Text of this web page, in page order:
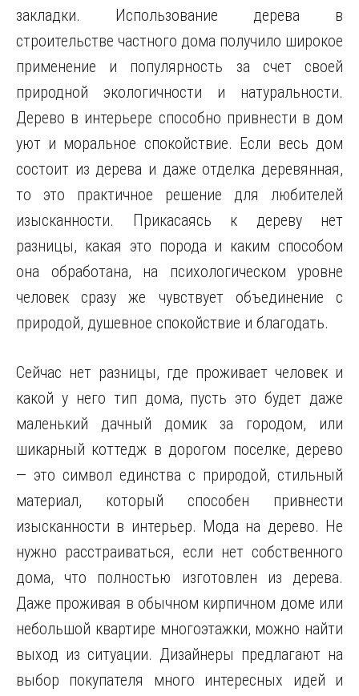
закладки. Использование дерева в
строительстве частного дома получило широкое
применение и популярность за счет своей
природной экологичности и натуральности.
Дерево в интерьере способно привнести в дом
уют и моральное спокойствие. Если весь дом
состоит из дерева и даже отделка деревянная,
то это практичное решение для любителей
изысканности. Прикасаясь к дереву нет
разницы, какая это порода и каким способом
она обработана, на психологическом уровне
человек сразу же чувствует объединение с
природой, душевное спокойствие и благодать.
Сейчас нет разницы, где проживает человек и
какой у него тип дома, пусть это будет даже
маленький дачный домик за городом, или
шикарный коттедж в дорогом поселке, дерево
— это символ единства с природой, стильный
материал, который способен привнести
изысканности в интерьер. Мода на дерево. Не
нужно расстраиваться, если нет собственного
дома, что полностью изготовлен из дерева.
Даже проживая в обычном кирпичном доме или
небольшой квартире многоэтажки, можно найти
выход из ситуации. Дизайнеры предлагают на
выбор покупателя много интересных идей и